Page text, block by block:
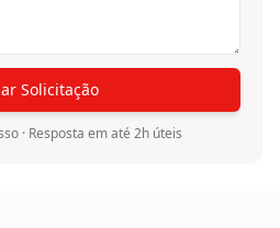
Solicitação
· Resposta em até 2h úteis